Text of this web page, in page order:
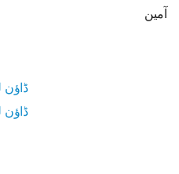
آمین
ڈاؤن
ڈاؤن